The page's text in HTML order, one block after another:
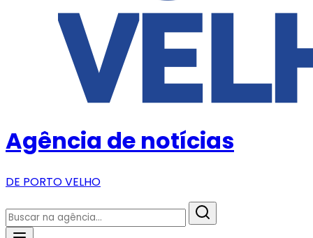
Agência de notícias
DE PORTO VELHO